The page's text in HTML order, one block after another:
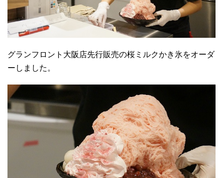
グランフロント大阪店先行販売の桜ミルクかき氷をオーダ
ーしました。